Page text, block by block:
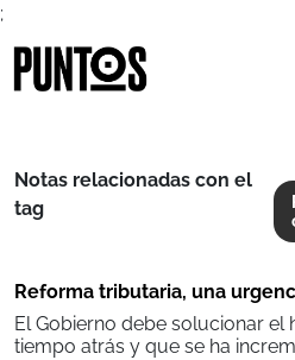
;
Notas relacionadas con el
tag
Reforma tributaria, una
El Gobierno debe solucionar el
tiempo atrás y que se ha